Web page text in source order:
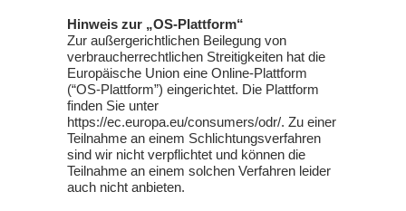
Hinweis zur „OS-Plattform“
Zur außergerichtlichen Beilegung von
verbraucherrechtlichen Streitigkeiten hat die
Europäische Union eine Online-Plattform
(“OS-Plattform”) eingerichtet. Die Plattform
finden Sie unter
https://ec.europa.eu/consumers/odr/. Zu einer
Teilnahme an einem Schlichtungsverfahren
sind wir nicht verpflichtet und können die
Teilnahme an einem solchen Verfahren leider
auch nicht anbieten.